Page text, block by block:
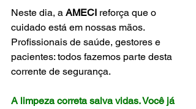
Neste dia, a AMECI reforça que o
cuidado está em nossas mãos.
Profissionais de saúde, gestores e
pacientes: todos fazemos parte desta
corrente de segurança.
A limpeza correta salva vidas. Você já